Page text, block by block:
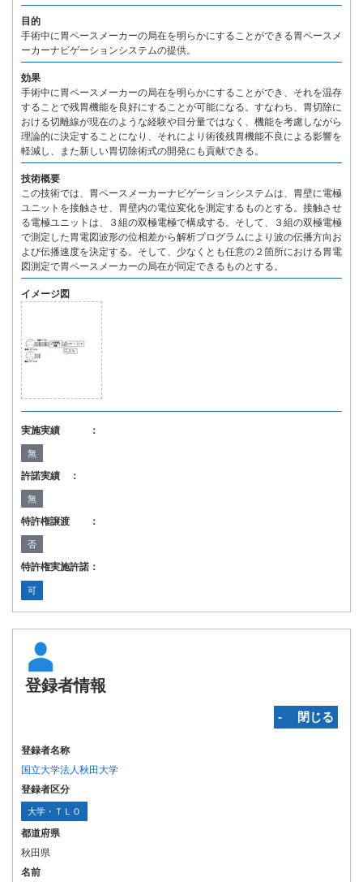
目的
手術中に胃ペースメーカーの局在を明らかにすることができる胃ペースメ
ーカーナビゲーションシステムの提供。
効果
手術中に胃ペースメーカーの局在を明らかにすることができ、それを温存
することで残胃機能を良好にすることが可能になる。すなわち、胃切除に
おける切離線が現在のような経験や目分量ではなく、機能を考慮しながら
理論的に決定することになり、それにより術後残胃機能不良による影響を
軽減し、また新しい胃切除術式の開発にも貢献できる。
技術概要
この技術では、胃ペースメーカーナビゲーションシステムは、胃壁に電極
ユニットを接触させ、胃壁内の電位変化を測定するものとする。接触させ
る電極ユニットは、３組の双極電極で構成する。そして、３組の双極電極
で測定した胃電図波形の位相差から解析プログラムにより波の伝播方向お
よび伝播速度を決定する。そして、少なくとも任意の２箇所における胃電
図測定で胃ペースメーカーの局在が同定できるものとする。
イメージ図
実施実績 ：
無
許諾実績 ：
無
特許権譲渡 ：
否
特許権実施許諾：
可
登録者情報
‐ 閉じる
登録者名称
国立大学法人秋田大学
登録者区分
大学・ＴＬＯ
都道府県
秋田県
名前